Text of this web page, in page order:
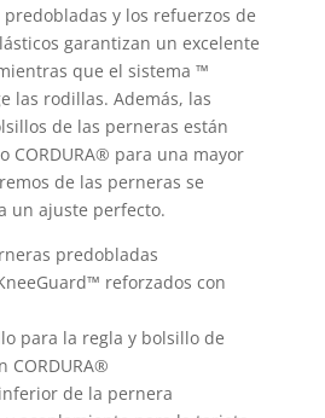
productoy los refuerzos de
garantizan un excelente
que el sistema ™
las rodillas. Además, las
de las perneras están
CORDURA® para una mayor
de las perneras se
un ajuste perfecto.
predobladas
reforzados con
para la regla y bolsillo de
CORDURA®
de la pernera